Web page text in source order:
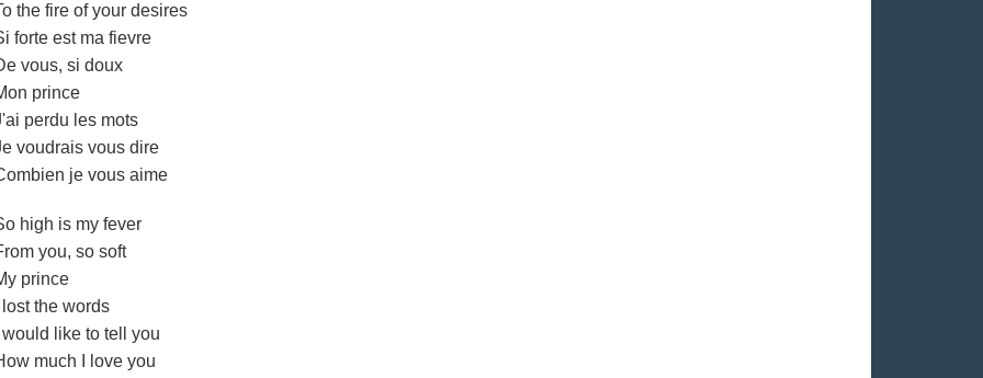
the fire of your desires
forte est ma fievre
vous, si doux
prince
perdu les mots
voudrais vous dire
je vous aime
high is my fever
you, so soft
prince
lost the words
would like to tell you
much I love you